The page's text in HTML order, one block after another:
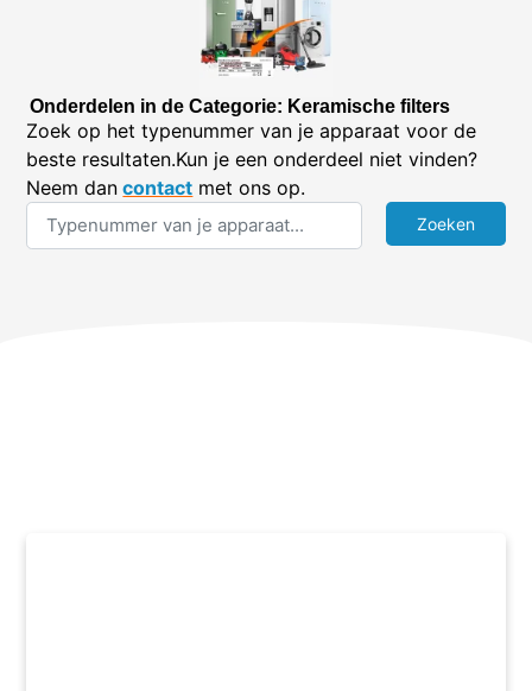
Onderdelen in de Categorie: Keramische filters
Zoek op het typenummer van je apparaat voor de
beste resultaten.Kun je een onderdeel niet vinden?
Neem dan contact met ons op.